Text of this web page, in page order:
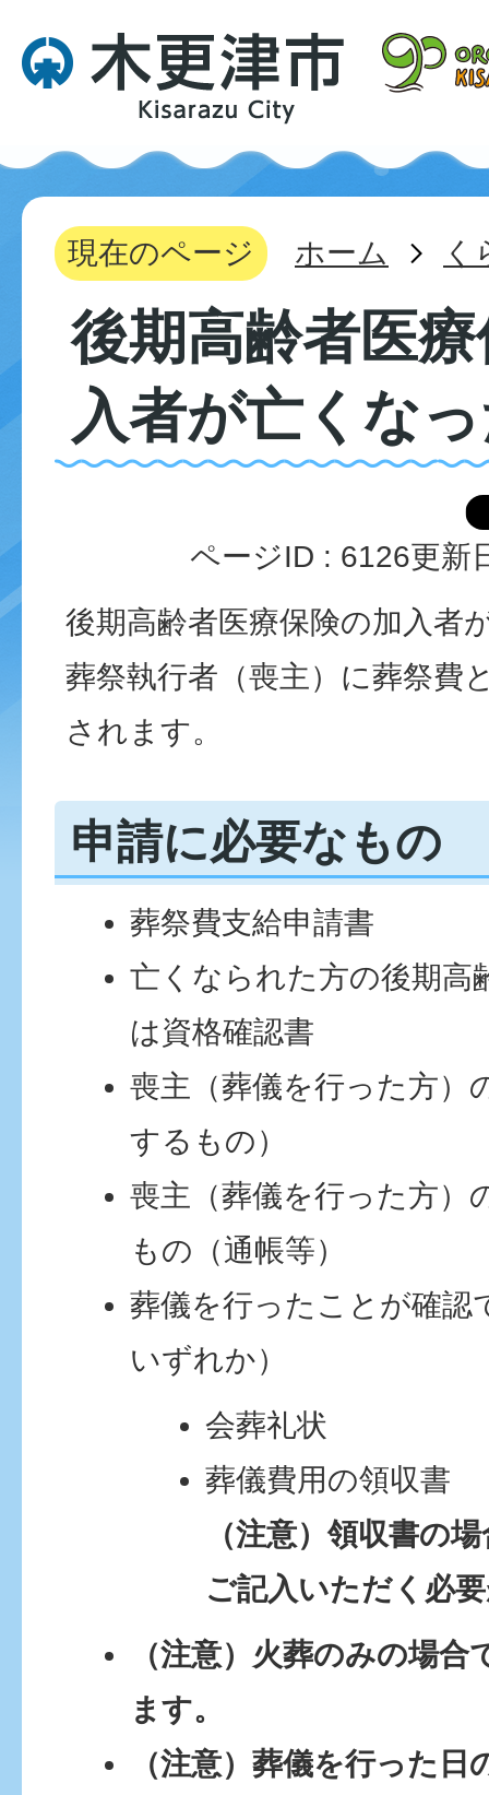
現在のページ ホーム く
後期高齢者医
入者が亡くな
ページID : 6126更新
後期高齢者医療保険の加入者
葬祭執行者（喪主）に葬祭費
されます。
申請に必要なもの
葬祭費支給申請書
亡くなられた方の後期高
は資格確認書
喪主（葬儀を行った方）
するもの）
喪主（葬儀を行った方）
もの（通帳等）
葬儀を行ったことが確認
いずれか）
会葬礼状
葬儀費用の領収書
（注意）領収書の
ご記入いただく必
（注意）火葬のみの場
ます。
（注意）葬儀を行った